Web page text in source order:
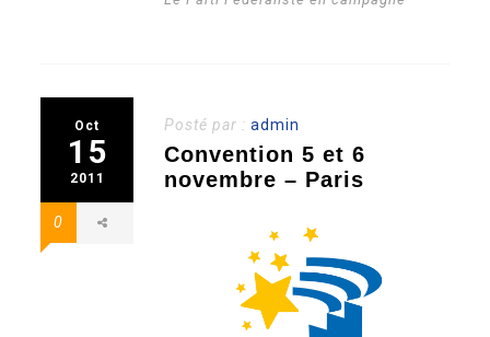
Oct
15
2011
0
Posté par :admin
Convention 5 et 6
novembre – Paris